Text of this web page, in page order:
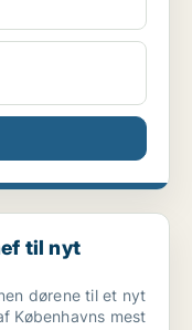
p...
til nyt
dørene til et nyt
Københavns mest